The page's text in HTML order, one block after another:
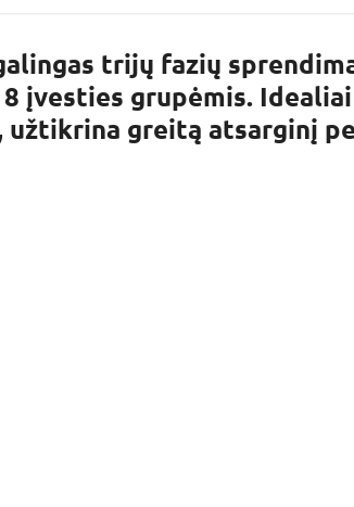
trijų fazių
įvesties grupėmis.
užtikrina greitą atsarginį